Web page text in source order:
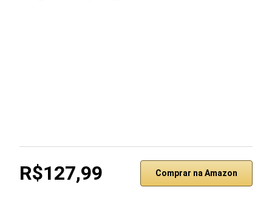
R$127,99 Comprar na Amazon